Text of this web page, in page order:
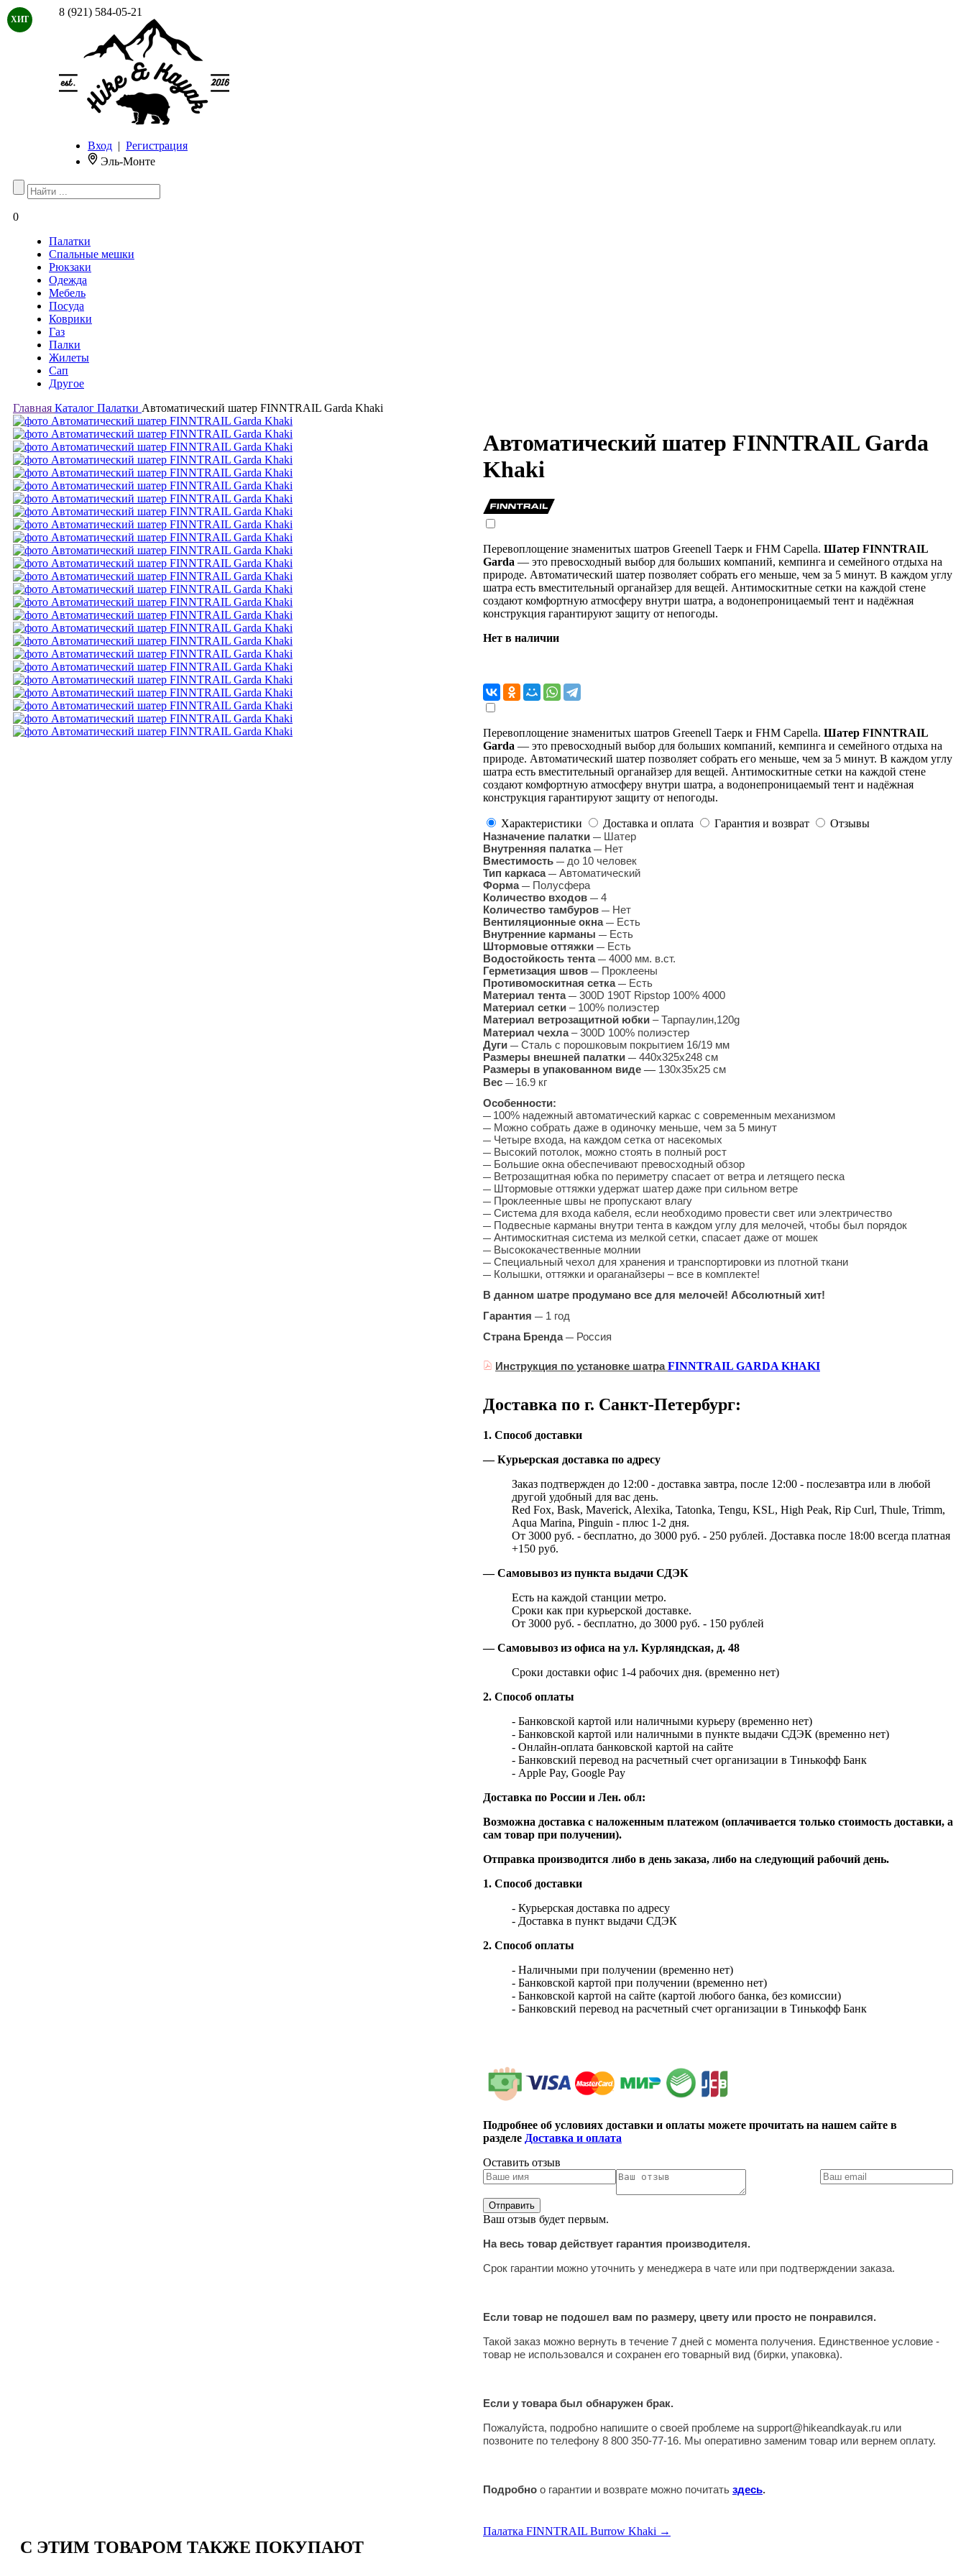
8 (921) 584-05-21
Вход | Регистрация
Эль-Монте
0
Палатки
Спальные мешки
Рюкзаки
Одежда
Мебель
Посуда
Коврики
Газ
Палки
Жилеты
Сап
Другое
Главная Каталог Палатки Автоматический шатер FINNTRAIL Garda Khaki
ХИТ
Автоматический шатер FINNTRAIL Garda
Khaki
Перевоплощение знаменитых шатров Greenell Таерк и FHM Capella. Шатер FINNTRAIL
Garda — это превосходный выбор для больших компаний, кемпинга и семейного отдыха на
природе. Автоматический шатер позволяет собрать его меньше, чем за 5 минут. В каждом углу
шатра есть вместительный органайзер для вещей. Антимоскитные сетки на каждой стене
создают комфортную атмосферу внутри шатра, а водонепроницаемый тент и надёжная
конструкция гарантируют защиту от непогоды.
Нет в наличии
Перевоплощение знаменитых шатров Greenell Таерк и FHM Capella. Шатер FINNTRAIL
Garda — это превосходный выбор для больших компаний, кемпинга и семейного отдыха на
природе. Автоматический шатер позволяет собрать его меньше, чем за 5 минут. В каждом углу
шатра есть вместительный органайзер для вещей. Антимоскитные сетки на каждой стене
создают комфортную атмосферу внутри шатра, а водонепроницаемый тент и надёжная
конструкция гарантируют защиту от непогоды.
Характеристики Доставка и оплата Гарантия и возврат
Отзывы
Назначение палатки — Шатер
Внутренняя палатка — Нет
Вместимость — до 10 человек
Тип каркаса — Автоматический
Форма — Полусфера
Количество входов — 4
Количество тамбуров — Нет
Вентиляционные окна — Есть
Внутренние карманы — Есть
Штормовые оттяжки — Есть
Водостойкость тента — 4000 мм. в.ст.
Герметизация швов — Проклеены
Противомоскитная сетка — Есть
Материал тента — 300D 190T Ripstop 100% 4000
Материал сетки – 100% полиэстер
Материал ветрозащитной юбки – Тарпаулин,120g
Материал чехла– 300D 100% полиэстер
Дуги — Сталь с порошковым покрытием 16/19 мм
Размеры внешней палатки — 440х325х248 см
Размеры в упакованном виде — 130х35х25 см
Вес — 16.9 кг
Особенности:
— 100% надежный автоматический каркас с современным механизмом
— Можно собрать даже в одиночку меньше, чем за 5 минут
— Четыре входа, на каждом сетка от насекомых
— Высокий потолок, можно стоять в полный рост
— Большие окна обеспечивают превосходный обзор
— Ветрозащитная юбка по периметру спасает от ветра и летящего песка
— Штормовые оттяжки удержат шатер даже при сильном ветре
— Проклеенные швы не пропускают влагу
— Система для входа кабеля, если необходимо провести свет или электричество
— Подвесные карманы внутри тента в каждом углу для мелочей, чтобы был порядок
— Антимоскитная система из мелкой сетки, спасает даже от мошек
— Высококачественные молнии
— Специальный чехол для хранения и транспортировки из плотной ткани
— Колышки, оттяжки и ораганайзеры – все в комплекте!
В данном шатре продумано все для мелочей! Абсолютный хит!
Гарантия — 1 год
Страна Бренда — Россия
Инструкция по установке шатраFINNTRAIL GARDA KHAKI
Доставка по г. Санкт-Петербург:
1. Способ доставки
— Курьерская доставка по адресу
Заказ подтвержден до 12:00 - доставка завтра, после 12:00 - послезавтра или в любой
другой удобный для вас день.
Red Fox, Bask, Maverick, Alexika, Tatonka, Tengu, KSL, High Peak, Rip Curl, Thule, Trimm,
Aqua Marina, Pinguin - плюс 1-2 дня.
От 3000 руб. - бесплатно, до 3000 руб. - 250 рублей. Доставка после 18:00 всегда платная
+150 руб.
— Самовывоз из пункта выдачи СДЭК
Есть на каждой станции метро.
Сроки как при курьерской доставке.
От 3000 руб. - бесплатно, до 3000 руб. - 150 рублей
— Самовывоз из офиса на ул. Курляндская, д. 48
Сроки доставки офис 1-4 рабочих дня. (временно нет)
2. Способ оплаты
- Банковской картой или наличными курьеру (временно нет)
- Банковской картой или наличными в пункте выдачи СДЭК (временно нет)
- Онлайн-оплата банковской картой на сайте
- Банковский перевод на расчетный счет организации в Тинькофф Банк
- Apple Pay, Google Pay
Доставка по России и Лен. обл:
Возможна доставка с наложенным платежом (оплачивается только стоимость доставки, а
сам товар при получении).
Отправка производится либо в день заказа, либо на следующий рабочий день.
1. Способ доставки
- Курьерская доставка по адресу
- Доставка в пункт выдачи СДЭК
2. Способ оплаты
- Наличными при получении (временно нет)
- Банковской картой при получении (временно нет)
- Банковской картой на сайте (картой любого банка, без комиссии)
- Банковский перевод на расчетный счет организации в Тинькофф Банк
Подробнее об условиях доставки и оплаты можете прочитать на нашем сайте в
разделе Доставка и оплата
Оставить отзыв
Ваш отзыв будет первым.
На весь товар действует гарантия производителя.
Срок гарантии можно уточнить у менеджера в чате или при подтверждении заказа.
Если товар не подошел вам по размеру, цвету или просто не понравился.
Такой заказ можно вернуть в течение 7 дней с момента получения. Единственное условие -
товар не использовался и сохранен его товарный вид (бирки, упаковка).
Если у товара был обнаружен брак.
Пожалуйста, подробно напишите о своей проблеме на support@hikeandkayak.ru или
позвоните по телефону 8 800 350-77-16. Мы оперативно заменим товар или вернем оплату.
Подробно о гарантии и возврате можно почитать здесь.
Палатка FINNTRAIL Burrow Khaki →
C ЭТИМ ТОВАРОМ ТАКЖЕ ПОКУПАЮТ